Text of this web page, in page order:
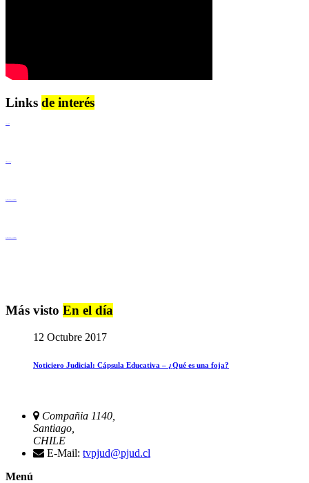
Links de interés
Más visto En el día
12 Octubre 2017
Noticiero Judicial: Cápsula Educativa – ¿Qué es una foja?
Compañia 1140,
Santiago,
CHILE
E-Mail: tvpjud@pjud.cl
Menú